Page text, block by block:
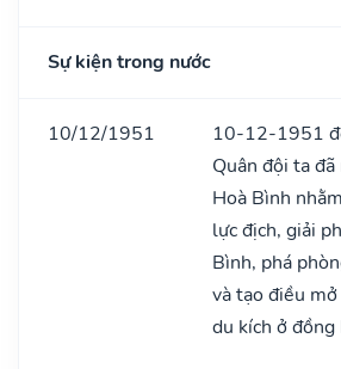
Sự kiện trong nước
10/12/1951
10-12-1951
Quân đội ta
Hoà Bình
lực địch, giải
Bình, phá
và tạo điều
du kích ở đồng